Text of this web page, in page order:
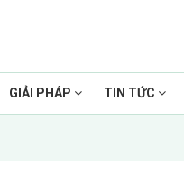
GIẢI PHÁP TIN TỨC